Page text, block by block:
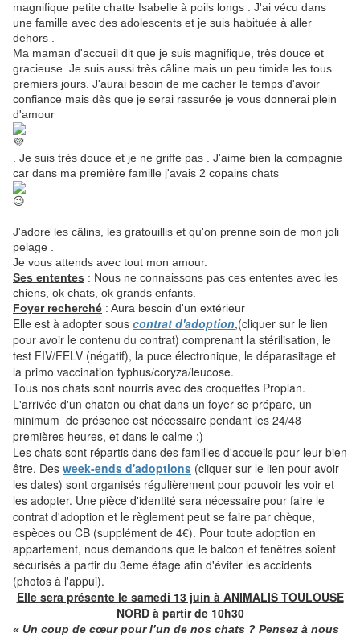
magnifique petite chatte Isabelle à poils longs . J'ai vécu dans
une famille avec des adolescents et je suis habituée à aller
dehors .
Ma maman d'accueil dit que je suis magnifique, très douce et
gracieuse. Je suis aussi très câline mais un peu timide les tous
premiers jours. J'aurai besoin de me cacher le temps d'avoir
confiance mais dès que je serai rassurée je vous donnerai plein
d'amour
. Je suis très douce et je ne griffe pas . J'aime bien la compagnie
car dans ma première famille j'avais 2 copains chats
J'adore les câlins, les gratouillis et qu'on prenne soin de mon joli
pelage .
Je vous attends avec tout mon amour.
Ses ententes : Nous ne connaissons pas ces ententes avec les
chiens, ok chats, ok grands enfants.
Foyer recherché : Aura besoin d'un extérieur
Elle est à adopter sous contrat d'adoption,(cliquer sur le lien
pour avoir le contenu du contrat) comprenant la stérilisation, le
test FIV/FELV (négatif), la puce électronique, le déparasitage et
la primo vaccination typhus/coryza/leucose.
Tous nos chats sont nourris avec des croquettes Proplan.
L'arrivée d'un chaton ou chat dans un foyer se prépare, un
minimum de présence est nécessaire pendant les 24/48
premières heures, et dans le calme ;)
Les chats sont répartis dans des familles d'accueils pour leur bien
être. Des week-ends d'adoptions (cliquer sur le lien pour avoir
les dates) sont organisés régulièrement pour pouvoir les voir et
les adopter. Une pièce d'identité sera nécessaire pour faire le
contrat d'adoption et le règlement peut se faire par chèque,
espèces ou CB (supplément de 4€). Pour toute adoption en
appartement, nous demandons que le balcon et fenêtres soient
sécurisés à partir du 3ème étage afin d'éviter les accidents
(photos à l'appui).
Elle sera présente le samedi 13 juin à ANIMALIS TOULOUSE
NORD à partir de 10h30
« Un coup de cœur pour l’un de nos chats ? Pensez à nous